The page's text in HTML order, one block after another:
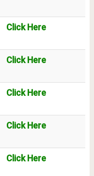
Click Here
Click Here
Click Here
Click Here
Click Here